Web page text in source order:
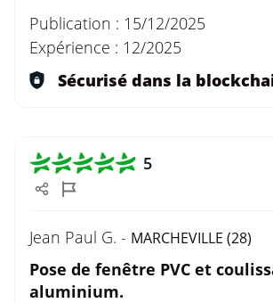
Publication : 15/12/2025
Expérience : 12/2025
Sécurisé dans la
5
Jean Paul G. - MARCHEVILLE (28)
Pose de fenêtre PVC et
aluminium.